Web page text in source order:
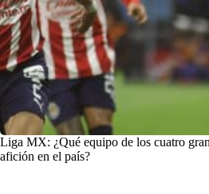
Liga MX: ¿Qué equipo de los cuatro
afición en el país?